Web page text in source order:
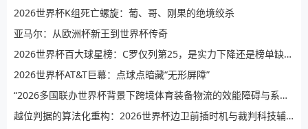
2026世界杯K组死亡螺旋：葡、哥、刚果的绝境绞杀
亚马尔：从欧洲杯新王到世界杯传奇
2026世界杯百大球星榜：C罗仅列第25，是实力下降还是榜单缺乏公信力？
2026世界杯AT&T巨幕：点球点暗藏“无形屏障”
“2026多国联办世界杯背景下跨境体育装备物流的效能障碍与系统性提升路径”
越位判据的算法化重构：2026世界杯边卫前插时机与裁判科技辅助决策的演进逻辑